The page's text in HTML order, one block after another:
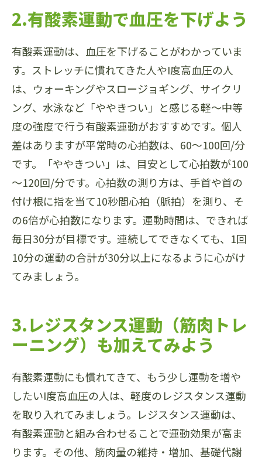
2.有酸素運動で血圧を下げよう
有酸素運動は、血圧を下げることがわかっていま
す。ストレッチに慣れてきた人やI度高血圧の人
は、ウォーキングやスロージョギング、サイクリ
ング、水泳など「ややきつい」と感じる軽～中等
度の強度で行う有酸素運動がおすすめです。個人
差はありますが平常時の心拍数は、60～100回/分
です。「ややきつい」は、目安として心拍数が100
～120回/分です。心拍数の測り方は、手首や首の
付け根に指を当て10秒間心拍（脈拍）を測り、そ
の6倍が心拍数になります。運動時間は、できれば
毎日30分が目標です。連続してできなくても、1回
10分の運動の合計が30分以上になるように心がけ
てみましょう。
3.レジスタンス運動（筋肉トレ
ーニング）も加えてみよう
有酸素運動にも慣れてきて、もう少し運動を増や
したいI度高血圧の人は、軽度のレジスタンス運動
を取り入れてみましょう。レジスタンス運動は、
有酸素運動と組み合わせることで運動効果が高ま
ります。その他、筋肉量の維持・増加、基礎代謝